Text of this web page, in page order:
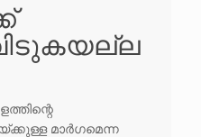
മാർഗമെന്ന